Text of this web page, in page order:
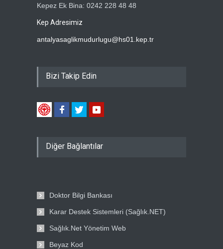
Kepez Ek Bina: 0242 228 48 48
Kep Adresimiz
antalyasaglikmudurlugu@hs01.kep.tr
Bizi Takip Edin
Diğer Bağlantılar
Doktor Bilgi Bankası
Karar Destek Sistemleri (Sağlık.NET)
Sağlık.Net Yönetim Web
Beyaz Kod